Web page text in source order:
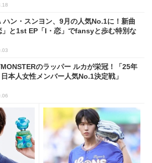
ハン・スンヨン、9月の人気No.1に！新曲
」と1st EP「I・恋」でfansyと歩む特別な
のラッパー ルカが栄冠！「25年
本人女性メンバー人気No.1決定戦」